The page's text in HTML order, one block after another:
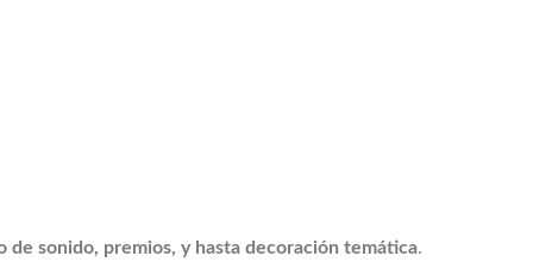
de sonido, premios, y hasta decoración temática.